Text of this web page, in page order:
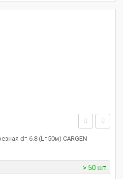
d= 6.8 (L=50м) CARGEN
> 50 шт.